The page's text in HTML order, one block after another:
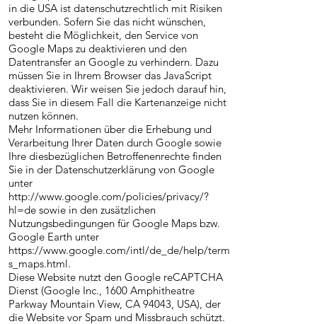
in die USA ist datenschutzrechtlich mit Risiken
verbunden. Sofern Sie das nicht wünschen,
besteht die Möglichkeit, den Service von
Google Maps zu deaktivieren und den
Datentransfer an Google zu verhindern. Dazu
müssen Sie in Ihrem Browser das JavaScript
deaktivieren. Wir weisen Sie jedoch darauf hin,
dass Sie in diesem Fall die Kartenanzeige nicht
nutzen können.
Mehr Informationen über die Erhebung und
Verarbeitung Ihrer Daten durch Google sowie
Ihre diesbezüglichen Betroffenenrechte finden
Sie in der Datenschutzerklärung von Google
unter
http://www.google.com/policies/privacy/?
hl=de sowie in den zusätzlichen
Nutzungsbedingungen für Google Maps bzw.
Google Earth unter
https://www.google.com/intl/de_de/help/term
s_maps.html.
Diese Website nutzt den Google reCAPTCHA
Dienst (Google Inc., 1600 Amphitheatre
Parkway Mountain View, CA 94043, USA), der
die Website vor Spam und Missbrauch schützt.